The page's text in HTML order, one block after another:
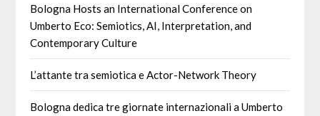
Bologna Hosts an International Conference on
Umberto Eco: Semiotics, AI, Interpretation, and
Contemporary Culture
L’attante tra semiotica e Actor-Network Theory
Bologna dedica tre giornate internazionali a Umberto